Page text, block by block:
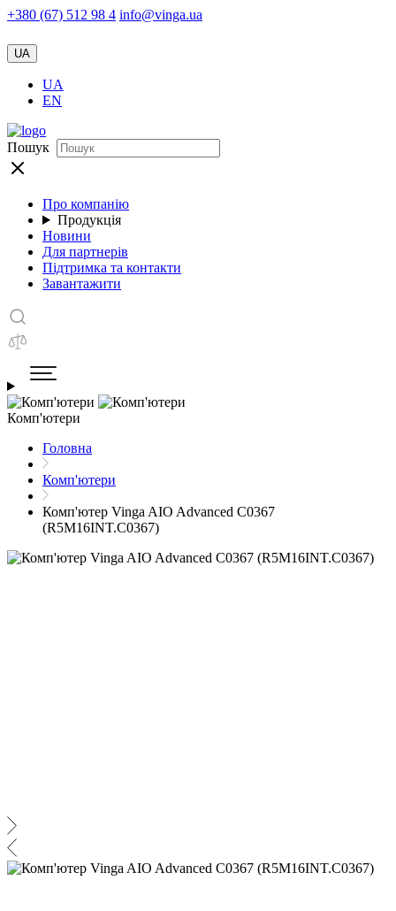
+380 (67) 512 98 4 info@vinga.ua
UA
UA
EN
Пошук
Про компанію
Продукція
Новини
Для партнерів
Підтримка та контакти
Завантажити
Комп'ютери
Головна
Комп'ютери
Комп'ютер Vinga AIO Advanced C0367
(R5M16INT.C0367)